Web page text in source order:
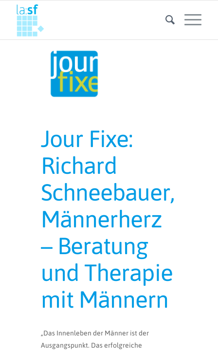
Jour Fixe:
Richard
Schneebauer,
Männerherz
– Beratung
und Therapie
mit Männern
„Das Innenleben der Männer ist der
Ausgangspunkt. Das erfolgreiche